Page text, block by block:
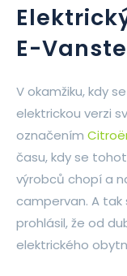
E-
V okamžiku, kdy
elektrickou verzi
označením
času, kdy se
výrobců chopí a
campervan. A
prohlásil, že od
elektrického